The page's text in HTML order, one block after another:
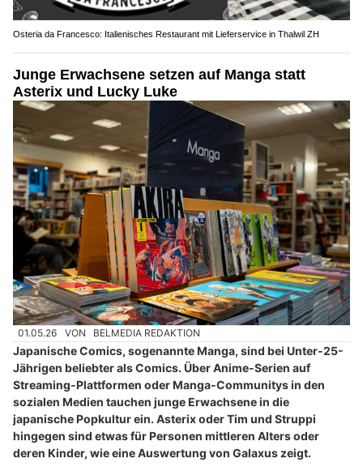
Osteria da Francesco: Italienisches Restaurant mit Lieferservice in Thalwil ZH
Junge Erwachsene setzen auf Manga statt
Asterix und Lucky Luke
01.05.26 VON BELMEDIA REDAKTION
Japanische Comics, sogenannte Manga, sind bei Unter-25-
Jährigen beliebter als Comics. Über Anime-Serien auf
Streaming-Plattformen oder Manga-Communitys in den
sozialen Medien tauchen junge Erwachsene in die
japanische Popkultur ein. Asterix oder Tim und Struppi
hingegen sind etwas für Personen mittleren Alters oder
deren Kinder, wie eine Auswertung von Galaxus zeigt.